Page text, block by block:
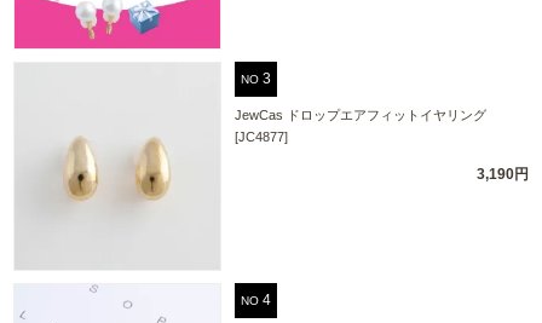
NO
JewCas ドロップエアフィットイヤリング
[JC4877]
3,190円
NO